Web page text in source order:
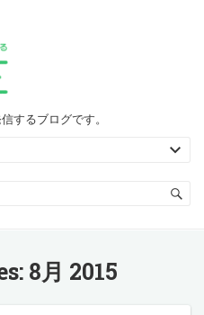
するブログです。
8月 2015